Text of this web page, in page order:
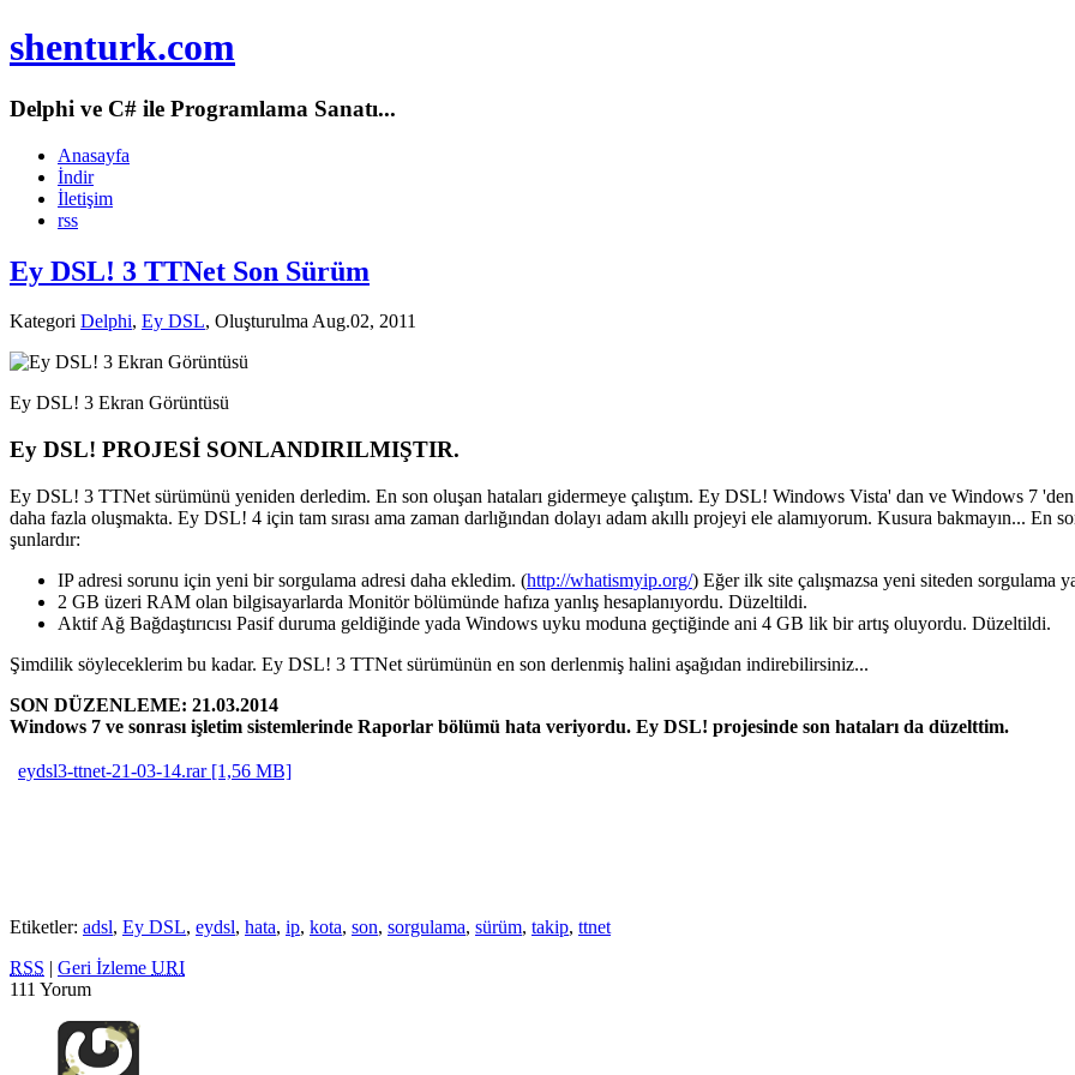
shenturk.com
Delphi ve C# ile Programlama Sanatı...
Anasayfa
İndir
İletişim
rss
Ey DSL! 3 TTNet Son Sürüm
Kategori Delphi, Ey DSL, Oluşturulma Aug.02, 2011
Ey DSL! 3 Ekran Görüntüsü
Ey DSL! PROJESİ SONLANDIRILMIŞTIR.
Ey DSL! 3 TTNet sürümünü yeniden derledim. En son oluşan hataları gidermeye çalıştım. Ey DSL! Windows Vista' dan ve Windows 7 'den
daha fazla oluşmakta. Ey DSL! 4 için tam sırası ama zaman darlığından dolayı adam akıllı projeyi ele alamıyorum. Kusura bakmayın...
şunlardır:
IP adresi sorunu için yeni bir sorgulama adresi daha ekledim. (http://whatismyip.org/) Eğer ilk site çalışmazsa yeni siteden sorgulama
2 GB üzeri RAM olan bilgisayarlarda Monitör bölümünde hafıza yanlış hesaplanıyordu. Düzeltildi.
Aktif Ağ Bağdaştırıcısı Pasif duruma geldiğinde yada Windows uyku moduna geçtiğinde ani 4 GB lik bir artış oluyordu. Düzeltildi.
Şimdilik söyleceklerim bu kadar. Ey DSL! 3 TTNet sürümünün en son derlenmiş halini aşağıdan indirebilirsiniz...
SON DÜZENLEME: 21.03.2014
Windows 7 ve sonrası işletim sistemlerinde Raporlar bölümü hata veriyordu. Ey DSL! projesinde son hataları da düzelttim.
eydsl3-ttnet-21-03-14.rar [1,56 MB]
Etiketler: adsl, Ey DSL, eydsl, hata, ip, kota, son, sorgulama, sürüm, takip, ttnet
RSS | Geri İzleme URI
111 Yorum